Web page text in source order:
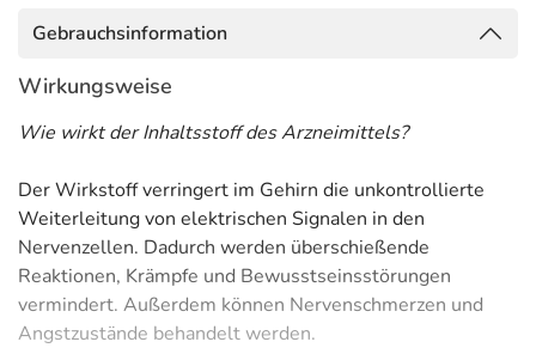
Gebrauchsinformation
Wirkungsweise
Wie wirkt der Inhaltsstoff des Arzneimittels?
Der Wirkstoff verringert im Gehirn die unkontrollierte
Weiterleitung von elektrischen Signalen in den
Nervenzellen. Dadurch werden überschießende
Reaktionen, Krämpfe und Bewusstseinsstörungen
vermindert. Außerdem können Nervenschmerzen und
Angstzustände behandelt werden.